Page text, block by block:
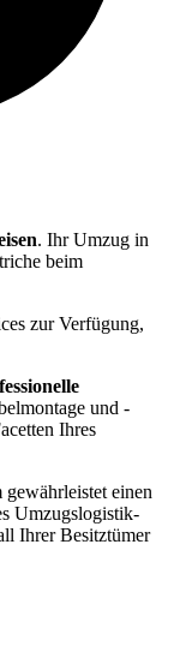
. Ihr Umzug in
beim
zur Verfügung,
und -
Ihres
gewährleistet einen
Umzugslogistik-
Ihrer Besitztümer